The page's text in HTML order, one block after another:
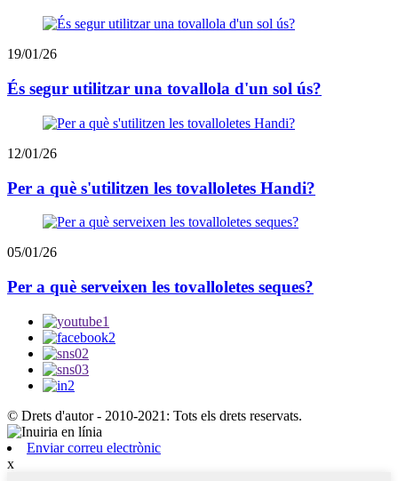
19/01/26
És segur utilitzar una tovallola d'un sol ús?
12/01/26
Per a què s'utilitzen les tovalloletes Handi?
05/01/26
Per a què serveixen les tovalloletes seques?
© Drets d'autor - 2010-2021: Tots els drets reservats.
Enviar correu electrònic
x